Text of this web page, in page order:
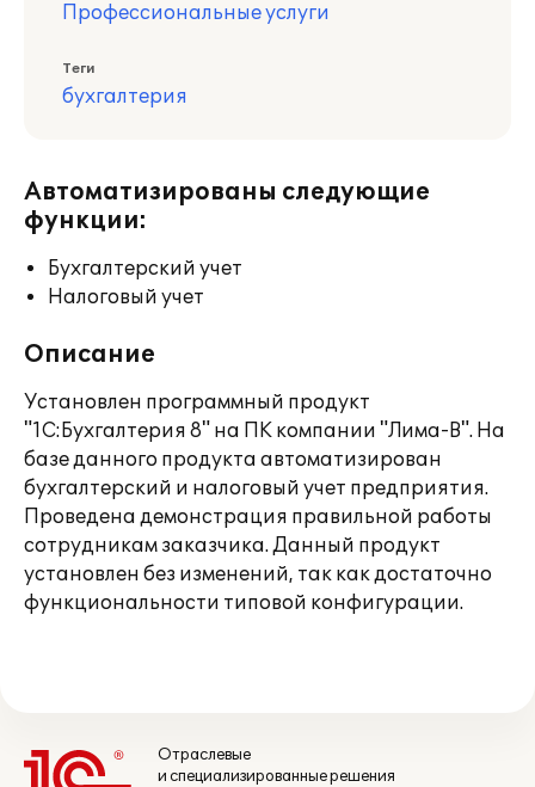
Профессиональные услуги
Теги
бухгалтерия
Автоматизированы следующие
функции:
Бухгалтерский учет
Налоговый учет
Описание
Установлен программный продукт
"1С:Бухгалтерия 8" на ПК компании "Лима-В". На
базе данного продукта автоматизирован
бухгалтерский и налоговый учет предприятия.
Проведена демонстрация правильной работы
сотрудникам заказчика. Данный продукт
установлен без изменений, так как достаточно
функциональности типовой конфигурации.
Отраслевые
и специализированные решения